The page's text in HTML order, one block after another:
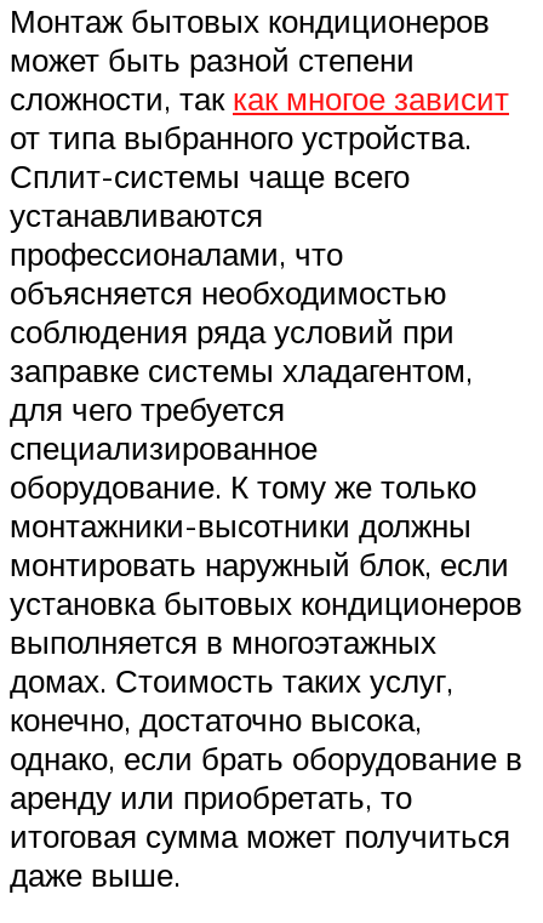
Монтаж бытовых кондиционеров
может быть разной степени
сложности, так как многое зависит
от типа выбранного устройства.
Сплит-системы чаще всего
устанавливаются
профессионалами, что
объясняется необходимостью
соблюдения ряда условий при
заправке системы хладагентом,
для чего требуется
специализированное
оборудование. К тому же только
монтажники-высотники должны
монтировать наружный блок, если
установка бытовых кондиционеров
выполняется в многоэтажных
домах. Стоимость таких услуг,
конечно, достаточно высока,
однако, если брать оборудование в
аренду или приобретать, то
итоговая сумма может получиться
даже выше.